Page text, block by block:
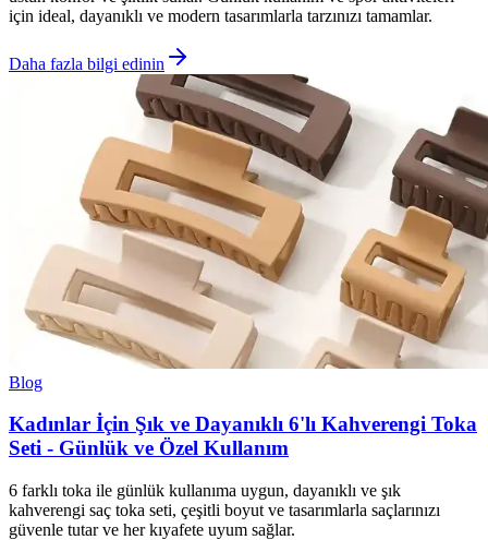
için ideal, dayanıklı ve modern tasarımlarla tarzınızı tamamlar.
Daha fazla bilgi edinin
Blog
Kadınlar İçin Şık ve Dayanıklı 6'lı Kahverengi Toka
Seti - Günlük ve Özel Kullanım
6 farklı toka ile günlük kullanıma uygun, dayanıklı ve şık
kahverengi saç toka seti, çeşitli boyut ve tasarımlarla saçlarınızı
güvenle tutar ve her kıyafete uyum sağlar.